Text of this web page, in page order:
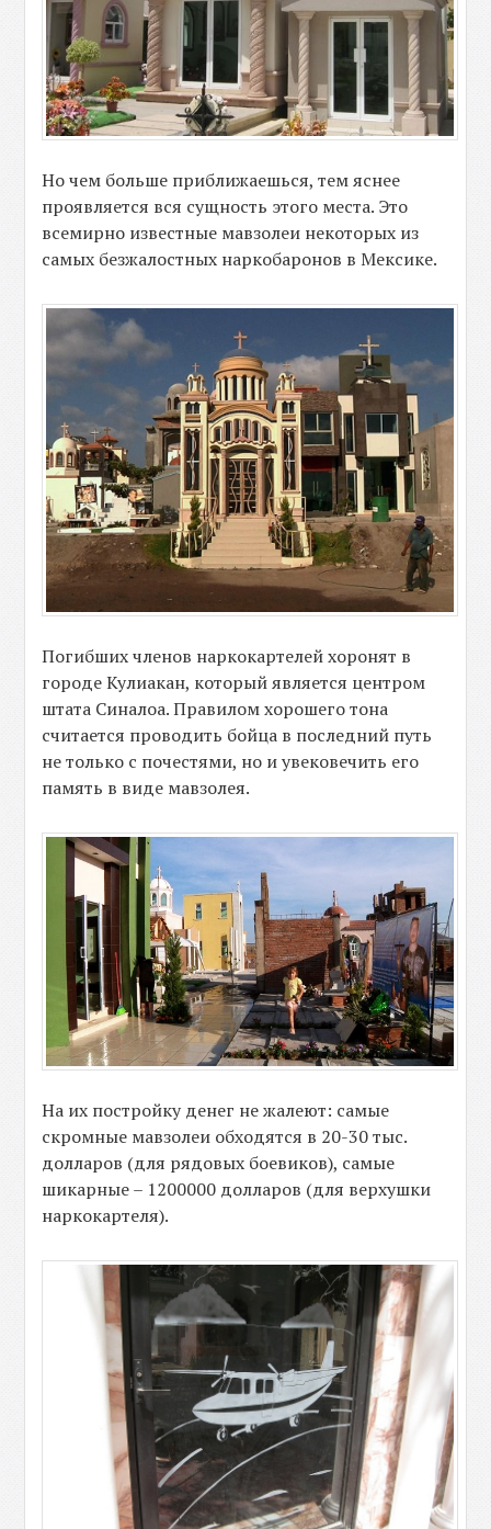
Но чем больше приближаешься, тем яснее
проявляется вся сущность этого места. Это
всемирно известные мавзолеи некоторых из
самых безжалостных наркобаронов в Мексике.
Погибших членов наркокартелей хоронят в
городе Кулиакан, который является центром
штата Синалоа. Правилом хорошего тона
считается проводить бойца в последний путь
не только с почестями, но и увековечить его
память в виде мавзолея.
На их постройку денег не жалеют: самые
скромные мавзолеи обходятся в 20-30 тыс.
долларов (для рядовых боевиков), самые
шикарные – 1200000 долларов (для верхушки
наркокартеля).